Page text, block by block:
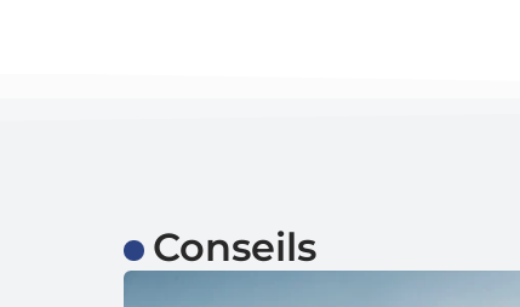
Conseils